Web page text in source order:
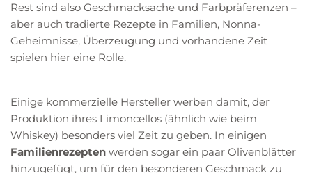
Rest sind also Geschmacksache und Farbpräferenzen –
aber auch tradierte Rezepte in Familien, Nonna-
Geheimnisse, Überzeugung und vorhandene Zeit
spielen hier eine Rolle.
Einige kommerzielle Hersteller werben damit, der
Produktion ihres Limoncellos (ähnlich wie beim
Whiskey) besonders viel Zeit zu geben. In einigen
Familienrezepten werden sogar ein paar Olivenblätter
hinzugefügt, um für den besonderen Geschmack zu